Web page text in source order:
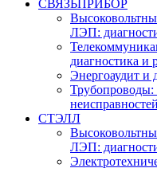
СВЯЗЬПРИБОР
ЛЭП:
диагностика и
Энергоаудит и
Трубопроводы:
неисправностей
СТЭЛЛ
ЛЭП: